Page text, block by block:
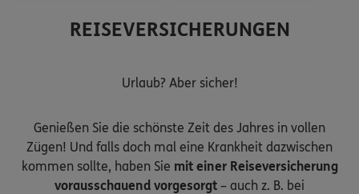
REISEVERSICHERUNGEN
Urlaub? Aber sicher!
Genießen Sie die schönste Zeit des Jahres in vollen
Zügen! Und falls doch mal eine Krankheit dazwischen
kommen sollte, haben Sie mit einer Reiseversicherung
vorausschauend vorgesorgt – auch z. B. bei